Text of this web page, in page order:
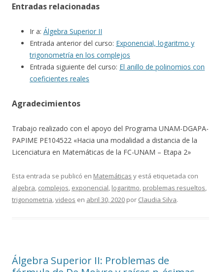
Entradas relacionadas
Ir a: Álgebra Superior II
Entrada anterior del curso: Exponencial, logaritmo y
trigonometría en los complejos
Entrada siguiente del curso: El anillo de polinomios con
coeficientes reales
Agradecimientos
Trabajo realizado con el apoyo del Programa UNAM-DGAPA-
PAPIME PE104522 «Hacia una modalidad a distancia de la
Licenciatura en Matemáticas de la FC-UNAM – Etapa 2»
Esta entrada se publicó en Matemáticas y está etiquetada con
algebra complejos exponencial logaritmo problemas resueltos
trigonometria videos en abril 30, 2020 por Claudia Silva.
Álgebra Superior II: Problemas de